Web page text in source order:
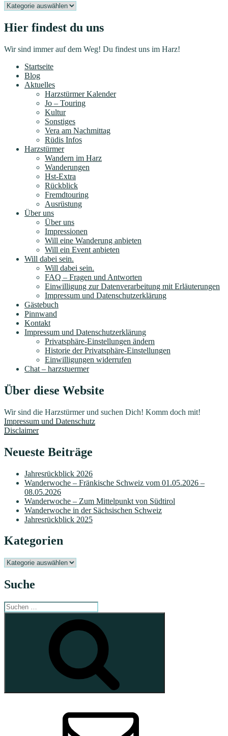
Kategorien
Hier findest du uns
Wir sind immer auf dem Weg! Du findest uns im Harz!
Startseite
Blog
Aktuelles
Harzstürmer Kalender
Jo – Touring
Kultur
Sonstiges
Vera am Nachmittag
Rüdis Infos
Harzstürmer
Wandern im Harz
Wanderungen
Hst-Extra
Rückblick
Fremdtouring
Ausrüstung
Über uns
Über uns
Impressionen
Will eine Wanderung anbieten
Will ein Event anbieten
Will dabei sein.
Will dabei sein.
FAQ – Fragen und Antworten
Einwilligung zur Datenverarbeitung mit Erläuterungen
Impressum und Datenschutzerklärung
Gästebuch
Pinnwand
Kontakt
Impressum und Datenschutzerklärung
Privatsphäre-Einstellungen ändern
Historie der Privatsphäre-Einstellungen
Einwilligungen widerrufen
Chat – harzstuermer
Über diese Website
Wir sind die Harzstürmer und suchen Dich! Komm doch mit!
Impressum und Datenschutz
Disclaimer
Neueste Beiträge
Jahresrückblick 2026
Wanderwoche – Fränkische Schweiz vom 01.05.2026 –
08.05.2026
Wanderwoche – Zum Mittelpunkt von Südtirol
Wanderwoche in der Sächsischen Schweiz
Jahresrückblick 2025
Kategorien
Kategorien
Suche
Suchen
nach: